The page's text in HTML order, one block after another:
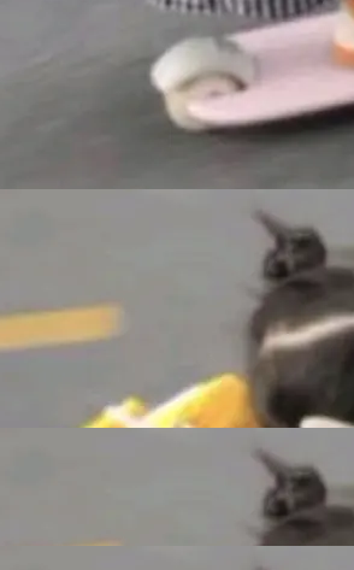
按分片构建，单个数据
在设计层面就被消除
到几乎不占资源。当 cel
从 S3 恢复 SQLite 数据
久化的唯一真相...
Galaxy Z Fold8 Ultra / Z
余要么是中低端机器，
Note 17、REDMI No
要么是vivo X300 E这
Fold8 Ultra / Z Fold8 /
在7月22日发布，且全
for Galaxy，它们本该
新项目——DeltaDB，一
录每一次编辑操作的版
Early Access 阶段。 De
在 landing page 最显
is made between com
之间写出来的。git
到任何一次编辑：Delt
每一次操作，...
支达 183 亿美元
博客（VC 分
二季度业绩报告，Spac
成。 与亚马逊、Alpha
统科技巨头相比，Spa
为引人瞩目。然而，支
呈现出截然不同的面
Meta 主要依托充沛的经
agent；Muse Spark
新模型。一句话概括：
dev.meta.ai/install.
大项目里自动规划、写
端工具。 据介绍，Muse
组后台 agent。这些后
，用知识图谱校
器拥有全局视野。整个
节：建图 → 控制难度
入Mooncake TENT。